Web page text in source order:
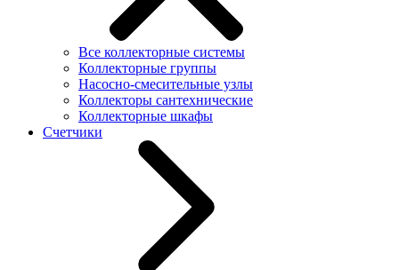
Все коллекторные системы
Коллекторные группы
Насосно-смесительные узлы
Коллекторы сантехнические
Коллекторные шкафы
Счетчики